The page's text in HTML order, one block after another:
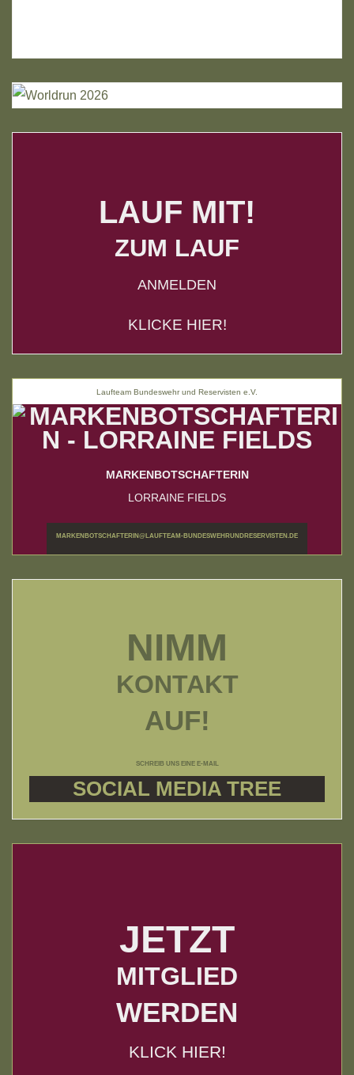
LAUF MIT!
ZUM LAUF
ANMELDEN
KLICKE HIER!
Laufteam Bundeswehr und Reservisten e.V.
MARKENBOTSCHAFTERIN
LORRAINE FIELDS
MARKENBOTSCHAFTERIN@LAUFTEAM-BUNDESWEHRUNDRESERVISTEN.DE
NIMM
KONTAKT
AUF!
SCHREIB UNS EINE E-MAIL
SOCIAL MEDIA TREE
JETZT
MITGLIED
WERDEN
KLICK HIER!